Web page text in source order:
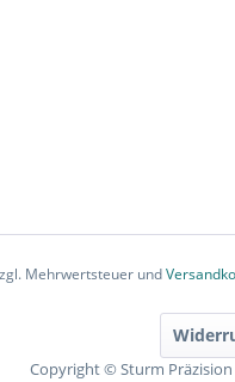
Mehrwertsteuer und
Copyright © Sturm